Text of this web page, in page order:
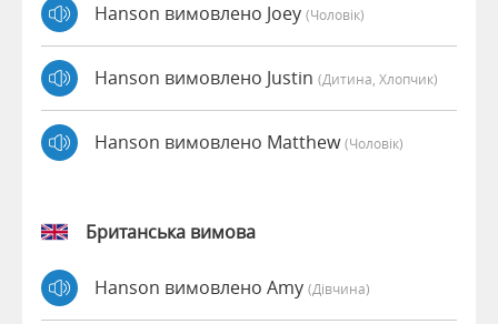
Hanson вимовлено Joey (чоловік)
Hanson вимовлено Justin (дитина, Хлопчик)
Hanson вимовлено Matthew(чоловік)
Британська вимова
Hanson вимовлено Amy (дівчина)